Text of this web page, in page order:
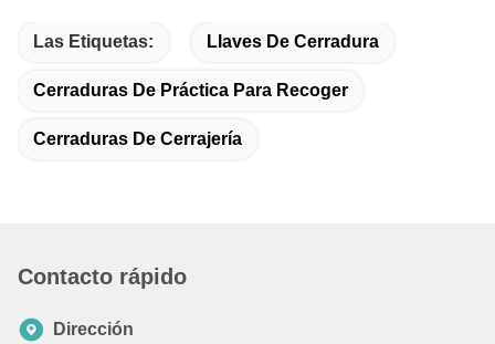
Las Etiquetas: Llaves De Cerradura
Cerraduras De Práctica Para Recoger
Cerraduras De Cerrajería
Contacto rápido
Dirección